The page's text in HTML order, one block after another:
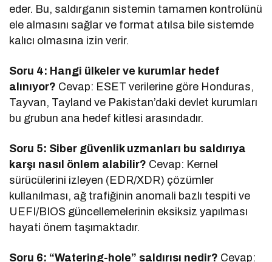
eder. Bu, saldırganın sistemin tamamen kontrolünü
ele almasını sağlar ve format atılsa bile sistemde
kalıcı olmasına izin verir.
Soru 4: Hangi ülkeler ve kurumlar hedef
alınıyor? Cevap: ESET verilerine göre Honduras,
Tayvan, Tayland ve Pakistan’daki devlet kurumları
bu grubun ana hedef kitlesi arasındadır.
Soru 5: Siber güvenlik uzmanları bu saldırıya
karşı nasıl önlem alabilir? Cevap: Kernel
sürücülerini izleyen (EDR/XDR) çözümler
kullanılması, ağ trafiğinin anomali bazlı tespiti ve
UEFI/BIOS güncellemelerinin eksiksiz yapılması
hayati önem taşımaktadır.
Soru 6: “Watering-hole” saldırısı nedir? Cevap: